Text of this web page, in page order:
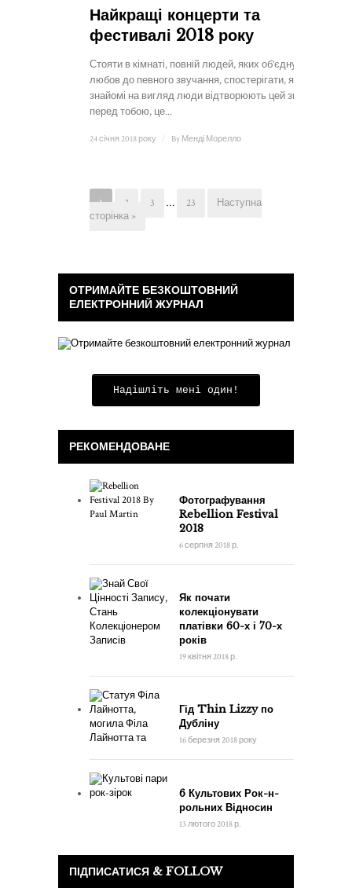
Найкращі концерти та
фестивалі 2018 року
Стояти в кімнаті, повній людей, яких об'єднує
любов до певного звучання, спостерігати, як
знайомі на вигляд люди відтворюють цей звук
перед тобою, це...
24 січня 2018 року By Менді Морелло
1 2 3 … 23
Наступна
сторінка »
ОТРИМАЙТЕ БЕЗКОШТОВНИЙ
ЕЛЕКТРОННИЙ ЖУРНАЛ
Надішліть мені один!
РЕКОМЕНДОВАНЕ
Фотографування
Rebellion Festival
2018
6 серпня 2018 р.
Як почати
колекціонувати
платівки 60-х і 70-х
років
19 квітня 2018 р.
Гід Thin Lizzy по
Дубліну
16 березня 2018 року
6 Культових Рок-н-
рольних Відносин
13 лютого 2018 р.
ПІДПИСАТИСЯ & FOLLOW